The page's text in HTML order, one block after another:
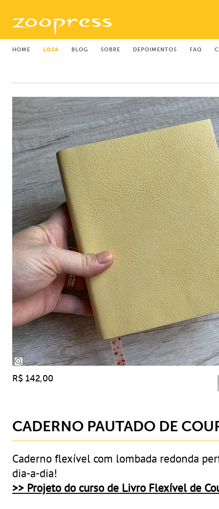
HOME LOJA BLOG SOBRE DEPOIMENTOS FAQ
R$ 142,00
CADERNO PAUTADO DE
Caderno flexível com lombada redonda
dia-a-dia!
>> Projeto do curso de Livro Flexível de